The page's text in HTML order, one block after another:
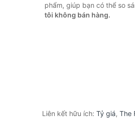
phẩm, giúp bạn có thể so
tôi không bán hàng.
Liên kết hữu ích: Tỷ giá, The